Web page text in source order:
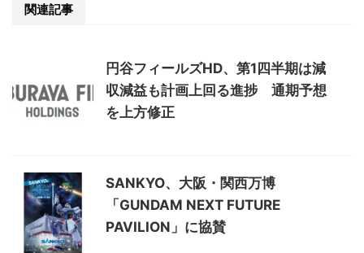
関連記事
円谷フィールズHD、第1四半期は減
収減益も計画上回る進捗 通期予想
を上方修正
SANKYO、大阪・関西万博
「GUNDAM NEXT FUTURE
PAVILION」に協賛